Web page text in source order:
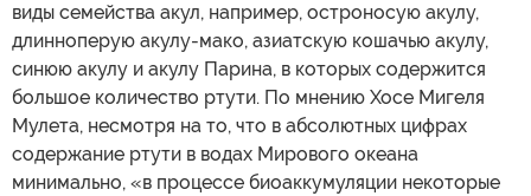
виды семейства акул, например, остроносую акулу,
длинноперую акулу-мако, азиатскую кошачью акулу,
синюю акулу и акулу Парина, в которых содержится
большое количество ртути. По мнению Хосе Мигеля
Мулета, несмотря на то, что в абсолютных цифрах
содержание ртути в водах Мирового океана
минимально, «в процессе биоаккумуляции некоторые